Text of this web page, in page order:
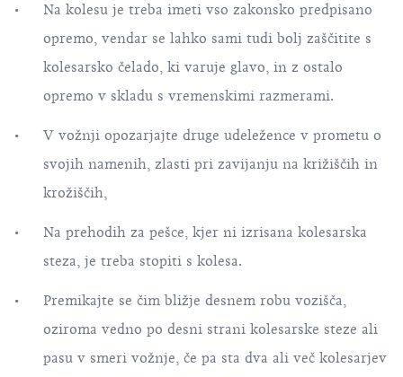
Na kolesu je treba imeti vso zakonsko predpisano
opremo, vendar se lahko sami tudi bolj zaščitite s
kolesarsko čelado, ki varuje glavo, in z ostalo
opremo v skladu s vremenskimi razmerami.
V vožnji opozarjajte druge udeležence v prometu o
svojih namenih, zlasti pri zavijanju na križiščih in
krožiščih,
Na prehodih za pešce, kjer ni izrisana kolesarska
steza, je treba stopiti s kolesa.
Premikajte se čim bližje desnem robu vozišča,
oziroma vedno po desni strani kolesarske steze ali
pasu v smeri vožnje, če pa sta dva ali več kolesarjev